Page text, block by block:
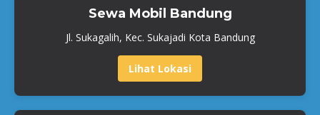
Sewa Mobil Bandung
Jl. Sukagalih, Kec. Sukajadi Kota Bandung
Lihat Lokasi